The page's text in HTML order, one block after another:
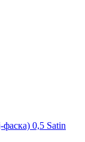
0,5 Satin